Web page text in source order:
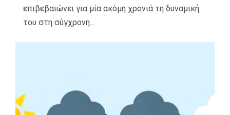
επιβεβαιώνει για μία ακόμη χρονιά τη δυναμική
του στη σύγχρονη…